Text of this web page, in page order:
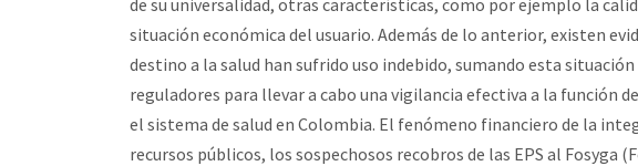
de su universalidad, otras características, como por ejemplo la
situación económica del usuario. Además de lo anterior, existen
destino a la salud han sufrido uso indebido, sumando esta
reguladores para llevar a cabo una vigilancia efectiva a la función
el sistema de salud en Colombia. El fenómeno financiero de la
recursos públicos, los sospechosos recobros de las EPS al Fosyga